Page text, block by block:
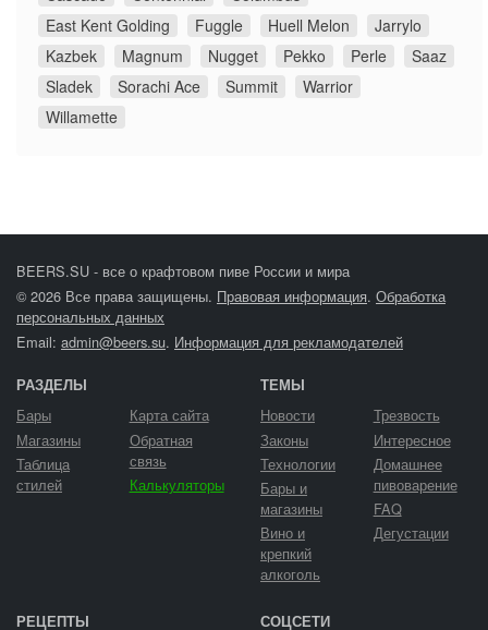
East Kent Golding
Fuggle Huell Melon
Jarrylo
Kazbek
Magnum Nugget Pekko Perle
Saaz
Sladek
Sorachi Ace Summit
Warrior
Willamette
BEERS.SU - все о крафтовом пиве России и мира
© 2026 Все права защищены. Правовая информация. Обработка
персональных данных
Email: admin@beers.su. Информация для рекламодателей
РАЗДЕЛЫ
Бары
Магазины
Таблица
стилей
Карта сайта
Обратная
связь
Калькуляторы
ТЕМЫ
Новости
Законы
Технологии
Бары и
магазины
Вино и
крепкий
алкоголь
Трезвость
Интересное
Домашнее
пивоварение
FAQ
Дегустации
РЕЦЕПТЫ СОЦСЕТИ